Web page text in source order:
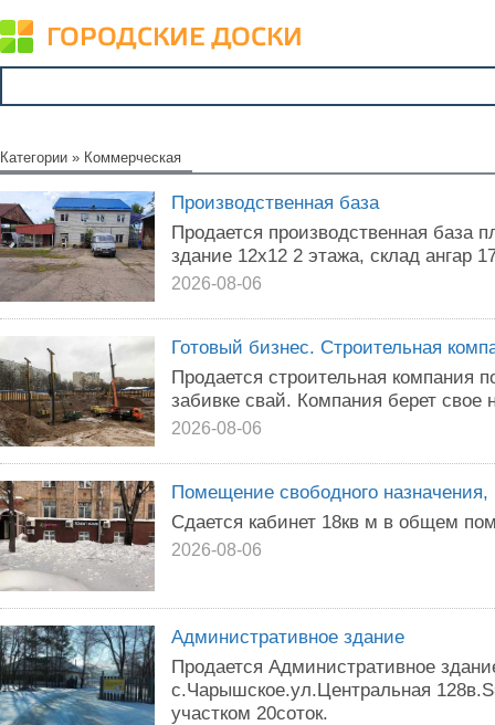
Категории » Коммерческая
Производственная база
Продается производственная
здание 12х12 2 этажа, склад ангар
2026-08-06
Готовый бизнес. Строительная
Продается строительная компания
забивке свай. Компания берет свое
2026-08-06
Помещение свободного
Сдается кабинет 18кв м в общем
2026-08-06
Административное здание
Продается Административное
с.Чарышское.ул.Центральная
участком 20соток.